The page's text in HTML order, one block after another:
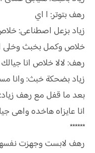
رهف بتوتر: ا اي
زياد بزعل اصطناعى:
خلاص وكمل بخبث وخلى
رهف: لالا خلاص انا جيالك
زياد بضحكة خبث: وانا
بعد ما قفل مع رهف
انا عايزاه هاخده واهى
******
رهف لابست وجهزت